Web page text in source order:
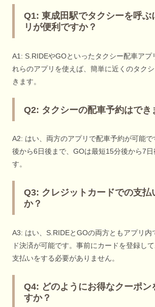
Q1: 東成田駅でタクシーを呼ぶ
リが便利ですか？
A1: S.RIDEやGOといったタクシー配車アプ
れらのアプリを使えば、簡単に近くのタク
きます。
Q2: タクシーの配車予約はでき
A2: はい、両方のアプリで配車予約が可能
後から6日後まで、GOは最短15分後から7日
す。
Q3: クレジットカードでの支払
か？
A3: はい、S.RIDEとGOの両方ともアプリ内
ド決済が可能です。事前にカードを登録し
支払いをする必要がありません。
Q4: どのようにお得なクーポン
すか？